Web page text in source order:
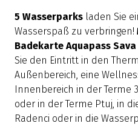
5 Wasserparks laden Sie
Wasserspaß zu verbringen!
Badekarte Aquapass
Sie den Eintritt in den
Außenbereich, eine
Innenbereich in der Terme
oder in der Terme Ptuj, in
Radenci oder in die